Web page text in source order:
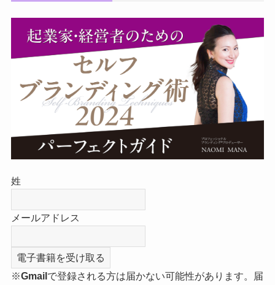
姓
メールアドレス
※Gmailで登録される方は届かない可能性があります。届